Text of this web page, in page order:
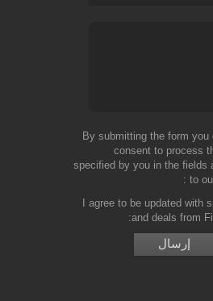
By submitting the form you
consent to process
specified by you in the fields
to
I agree to be updated with
and deals from